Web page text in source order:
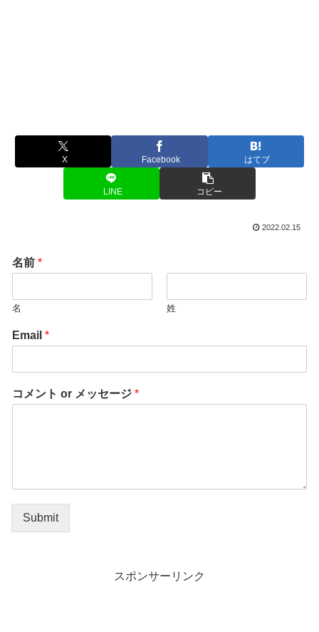
X Facebook はてブ
LINE コピー
2022.02.15
名前 *
名 姓
Email *
コメント or メッセージ *
Submit
スポンサーリンク